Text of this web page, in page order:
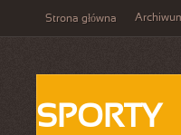
Strona główna
SPORTY